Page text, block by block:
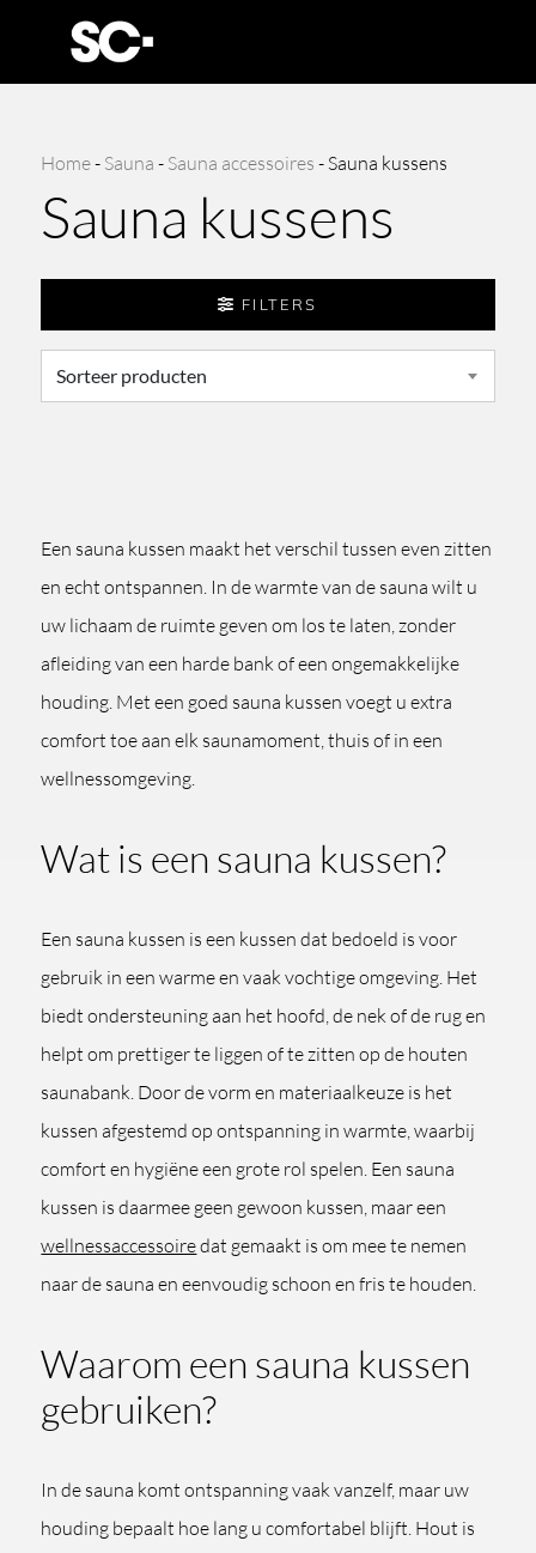
Home- Sauna - Sauna accessoires -Sauna kussens
Sauna kussens
FILTERS
Een sauna kussen maakt het verschil tussen even zitten
en echt ontspannen. In de warmte van de sauna wilt u
uw lichaam de ruimte geven om los te laten, zonder
afleiding van een harde bank of een ongemakkelijke
houding. Met een goed sauna kussen voegt u extra
comfort toe aan elk saunamoment, thuis of in een
wellnessomgeving.
Wat is een sauna kussen?
Een sauna kussen is een kussen dat bedoeld is voor
gebruik in een warme en vaak vochtige omgeving. Het
biedt ondersteuning aan het hoofd, de nek of de rug en
helpt om prettiger te liggen of te zitten op de houten
saunabank. Door de vorm en materiaalkeuze is het
kussen afgestemd op ontspanning in warmte, waarbij
comfort en hygiëne een grote rol spelen. Een sauna
kussen is daarmee geen gewoon kussen, maar een
wellnessaccessoiredat gemaakt is om mee te nemen
naar de sauna en eenvoudig schoon en fris te houden.
Waarom een sauna kussen
gebruiken?
In de sauna komt ontspanning vaak vanzelf, maar uw
houding bepaalt hoe lang u comfortabel blijft. Hout is